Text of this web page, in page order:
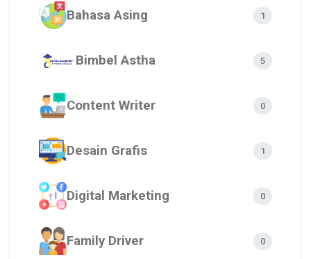
Bahasa Asing 1
Bimbel Astha 5
Content Writer 0
Desain Grafis 1
Digital Marketing 0
Family Driver 0